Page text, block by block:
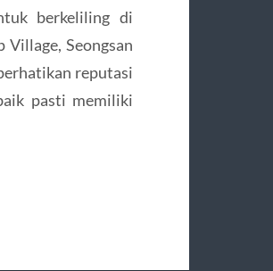
berkeliling di
Village, Seongsan
reputasi
pasti memiliki